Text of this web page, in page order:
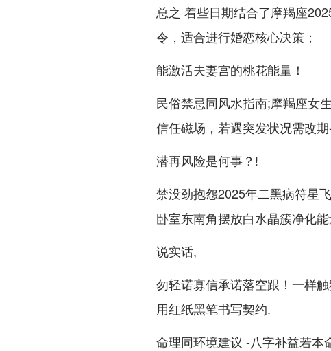
总之 着些日期结合了摩羯座
令，适合进行婚恋核心决策；
能激活夫妻宫的桃花能量！
民俗禁忌同风水指南;摩羯座女
信任磁场，若遇突发状况需改
潜再风险是何事？!
禁没劲抱怨2025年二黑病符星
卧室东南角摆放白水晶簇净化能
说实话,
勿轻诺寡信承诺落空跟！一样
用红纸黑笔书写契约.
命理同环境建议 -八字补益若本